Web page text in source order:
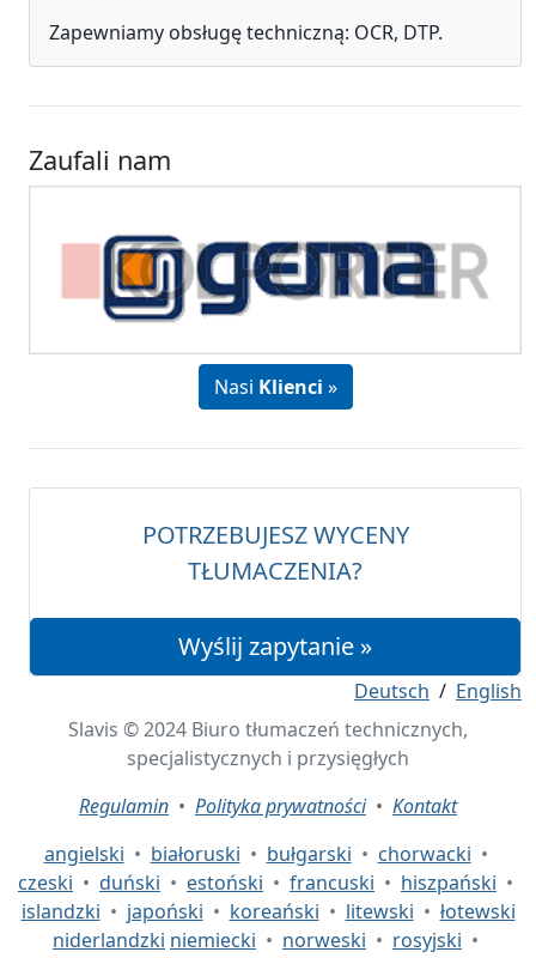
Zapewniamy obsługę techniczną: OCR, DTP.
Zaufali nam
Nasi Klienci »
POTRZEBUJESZ WYCENY
TŁUMACZENIA?
Wyślij zapytanie »
Deutsch / English
Slavis © 2024 Biuro tłumaczeń technicznych,
specjalistycznych i przysięgłych
Regulamin • Polityka prywatności• Kontakt
angielski • białoruski • bułgarski • chorwacki •
czeski • duński • estoński • francuski • hiszpański •
islandzki • japoński • koreański • litewski • łotewski
niderlandzki niemiecki • norweski • rosyjski •